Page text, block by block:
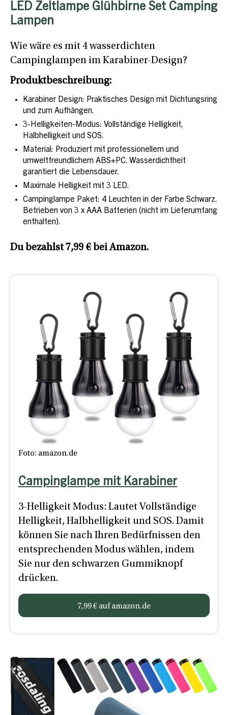
LED Zeltlampe Glühbirne Set Camping
Lampen
Wie wäre es mit 4 wasserdichten
Campinglampen im Karabiner-Design?
Produktbeschreibung:
Karabiner Design: Praktisches Design mit Dichtungsring
und zum Aufhängen.
3-Helligkeiten-Modus: Vollständige Helligkeit,
Halbhelligkeit und SOS.
Material: Produziert mit professionellem und
umweltfreundlichem ABS+PC. Wasserdichtheit
garantiert die Lebensdauer.
Maximale Helligkeit mit 3 LED.
Campinglampe Paket: 4 Leuchten in der Farbe Schwarz.
Betrieben von 3 x AAA Batterien (nicht im Lieferumfang
enthalten).
Du bezahlst 7,99 € bei Amazon.
Foto: amazon.de
Campinglampe mit Karabiner
3-Helligkeit Modus: Lautet Vollständige
Helligkeit, Halbhelligkeit und SOS. Damit
können Sie nach Ihren Bedürfnissen den
entsprechenden Modus wählen, indem
Sie nur den schwarzen Gummiknopf
drücken.
7,99 € auf amazon.de